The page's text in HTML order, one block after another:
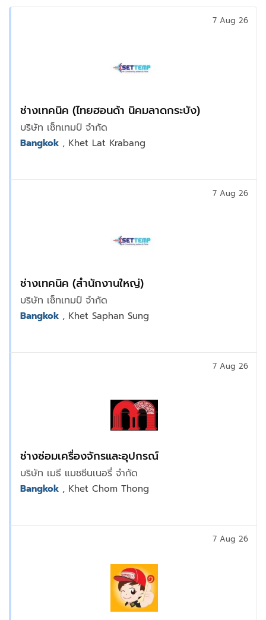
ช่างเทคนิค (ไทยฮอนด้า นิคมลาดกระบัง)
บริษัท เซ็ทเทมป์ จำกัด
7 Aug 26
Bangkok , Khet Lat Krabang
ช่างเทคนิค (สำนักงานใหญ่)
บริษัท เซ็ทเทมป์ จำกัด
7 Aug 26
Bangkok , Khet Saphan Sung
ช่างซ่อมเครื่องจักรและอุปกรณ์
บริษัท เมธี แมชชีนเนอรี่ จำกัด
7 Aug 26
Bangkok , Khet Chom Thong
7 Aug 26